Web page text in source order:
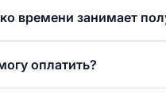
времени занимает
оплатить?